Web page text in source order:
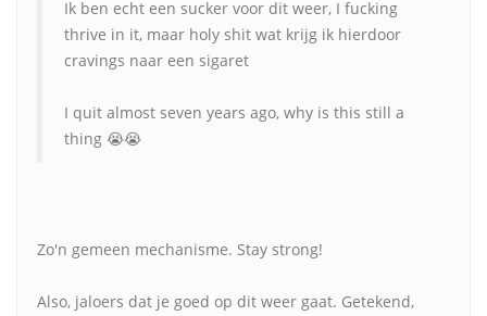
Ik ben echt een sucker voor dit weer, I fucking
thrive in it, maar holy shit wat krijg ik hierdoor
cravings naar een sigaret
I quit almost seven years ago, why is this still a
thing 😭😭
Zo'n gemeen mechanisme. Stay strong!
Also, jaloers dat je goed op dit weer gaat. Getekend,